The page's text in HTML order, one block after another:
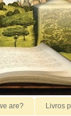
are? Livros